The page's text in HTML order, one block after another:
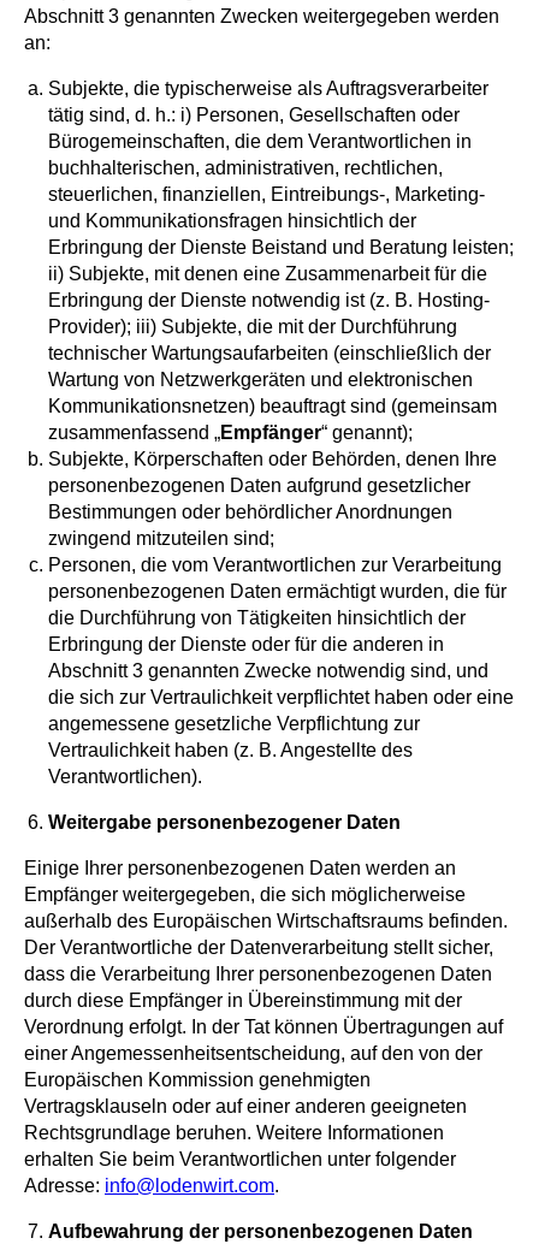
Abschnitt 3 genannten Zwecken weitergegeben werden
an:
Subjekte, die typischerweise als Auftragsverarbeiter
tätig sind, d. h.: i) Personen, Gesellschaften oder
Bürogemeinschaften, die dem Verantwortlichen in
buchhalterischen, administrativen, rechtlichen,
steuerlichen, finanziellen, Eintreibungs-, Marketing-
und Kommunikationsfragen hinsichtlich der
Erbringung der Dienste Beistand und Beratung leisten;
ii) Subjekte, mit denen eine Zusammenarbeit für die
Erbringung der Dienste notwendig ist (z. B. Hosting-
Provider); iii) Subjekte, die mit der Durchführung
technischer Wartungsaufarbeiten (einschließlich der
Wartung von Netzwerkgeräten und elektronischen
Kommunikationsnetzen) beauftragt sind (gemeinsam
zusammenfassend „Empfänger“ genannt);
Subjekte, Körperschaften oder Behörden, denen Ihre
personenbezogenen Daten aufgrund gesetzlicher
Bestimmungen oder behördlicher Anordnungen
zwingend mitzuteilen sind;
Personen, die vom Verantwortlichen zur Verarbeitung
personenbezogenen Daten ermächtigt wurden, die für
die Durchführung von Tätigkeiten hinsichtlich der
Erbringung der Dienste oder für die anderen in
Abschnitt 3 genannten Zwecke notwendig sind, und
die sich zur Vertraulichkeit verpflichtet haben oder eine
angemessene gesetzliche Verpflichtung zur
Vertraulichkeit haben (z. B. Angestellte des
Verantwortlichen).
Weitergabe personenbezogener Daten
Einige Ihrer personenbezogenen Daten werden an
Empfänger weitergegeben, die sich möglicherweise
außerhalb des Europäischen Wirtschaftsraums befinden.
Der Verantwortliche der Datenverarbeitung stellt sicher,
dass die Verarbeitung Ihrer personenbezogenen Daten
durch diese Empfänger in Übereinstimmung mit der
Verordnung erfolgt. In der Tat können Übertragungen auf
einer Angemessenheitsentscheidung, auf den von der
Europäischen Kommission genehmigten
Vertragsklauseln oder auf einer anderen geeigneten
Rechtsgrundlage beruhen. Weitere Informationen
erhalten Sie beim Verantwortlichen unter folgender
Adresse: info@lodenwirt.com.
Aufbewahrung der personenbezogenen Daten